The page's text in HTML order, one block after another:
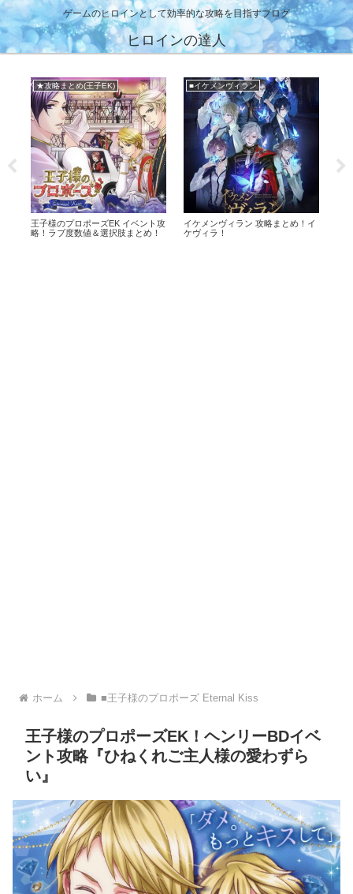
ゲームのヒロインとして効率的な攻略を目指すブログ
ヒロインの達人
★攻略まとめ(王子EK)
王子様のプロポーズEK イベント攻
略！ラブ度数値＆選択肢まとめ！
■イケメンヴィラン
イケメンヴィラン 攻略まとめ！イ
ケヴィラ！
ホーム ■王子様のプロポーズ Eternal Kiss
王子様のプロポーズEK！ヘンリーBDイベ
ント攻略『ひねくれご主人様の愛わずら
い』